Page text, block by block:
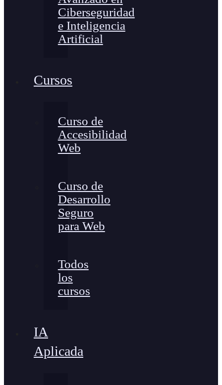
Ciberseguridad
e Inteligencia
Artificial
Cursos
Curso de
Accesibilidad
Web
Curso de
Desarrollo
Seguro
para Web
Todos
los
cursos
IA
Aplicada